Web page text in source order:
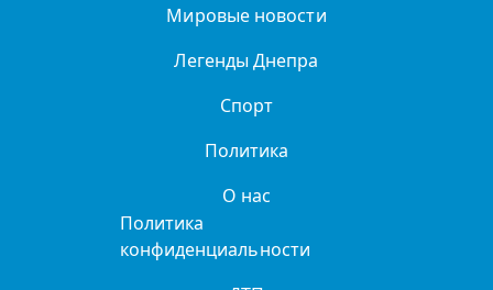
Мировые новости
Легенды Днепра
Спорт
Политика
О нас
Политика
конфиденциальности